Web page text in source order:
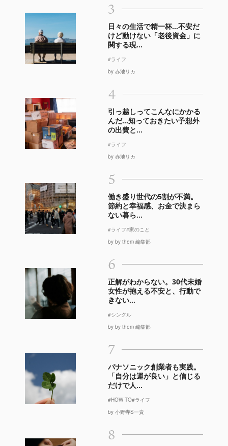
3
日々の生活で精一杯…不安だ
けど動けない「老後資金」に
関する現...
#ライフ
by 赤池リカ
4
引っ越しってこんなにかかる
んだ…知っておきたい予想外
の出費と...
#ライフ
by 赤池リカ
5
働き盛り世代の5割が不満。
節約と幸福感、お金で決まら
ない暮ら...
#ライフ#家のこと
by by them 編集部
6
正解がわからない。30代未婚
女性が抱える不安と、行動で
きない...
#シングル
by by them 編集部
7
パナソニック創業者も実践。
「自分は運が良い」と信じる
だけで人...
#HOW TO#ライフ
by 小野寺S一貴
8